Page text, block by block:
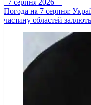
7 серпня 2026
Погода на 7 серпня:
частину областей